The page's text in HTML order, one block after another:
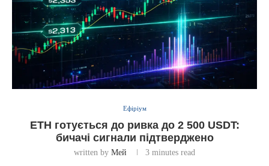
Ефіріум
ETH готується до ривка до 2 500 USDT:
бичачі сигнали підтверджено
written by Мей 3 minutes read